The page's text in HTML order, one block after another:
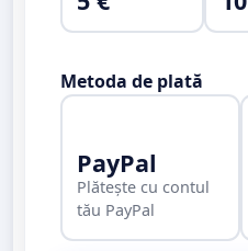
Metoda de plată
PayPal
Plătește cu contul
tău PayPal